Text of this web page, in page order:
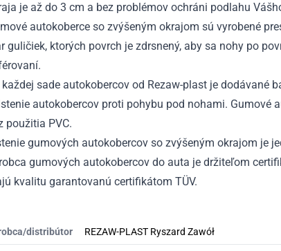
je až do 3 cm a bez problémov ochráni podlahu
autokoberce so zvýšeným okrajom sú vyrobené
guličiek, ktorých povrch je zdrsnený, aby sa nohy po
každej sade autokobercov od Rezaw-plast je dodávané
autokobercov proti pohybu pod nohami. Gumové
použitia PVC.
gumových autokobercov so zvýšeným okrajom je
gumových autokobercov do auta je držiteľom
kvalitu garantovanú certifikátom TÜV.
distribútor REZAW-PLAST Ryszard Zawół